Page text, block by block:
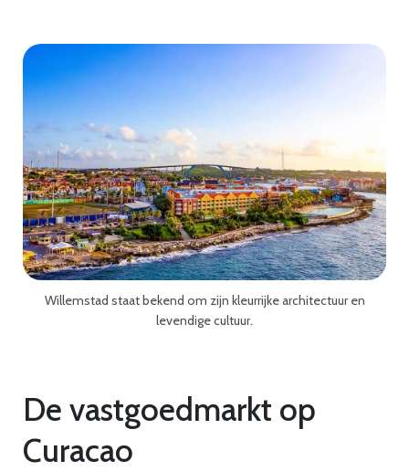
Willemstad staat bekend om zijn kleurrijke architectuur en
levendige cultuur.
De vastgoedmarkt op
Curacao